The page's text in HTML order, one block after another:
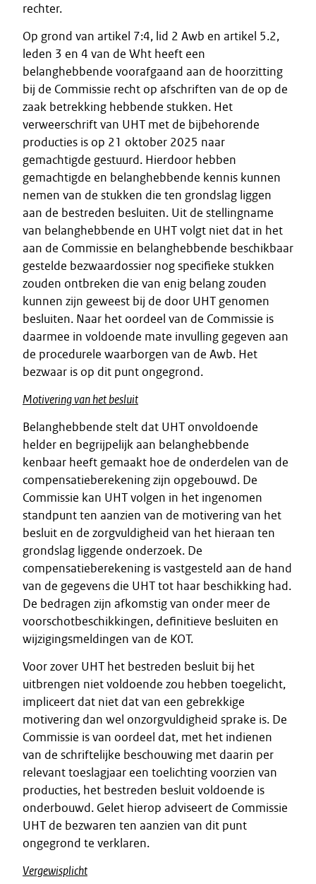
rechter.
Op grond van artikel 7:4, lid 2 Awb en artikel 5.2,
leden 3 en 4 van de Wht heeft een
belanghebbende voorafgaand aan de hoorzitting
bij de Commissie recht op afschriften van de op de
zaak betrekking hebbende stukken. Het
verweerschrift van UHT met de bijbehorende
producties is op 21 oktober 2025 naar
gemachtigde gestuurd. Hierdoor hebben
gemachtigde en belanghebbende kennis kunnen
nemen van de stukken die ten grondslag liggen
aan de bestreden besluiten. Uit de stellingname
van belanghebbende en UHT volgt niet dat in het
aan de Commissie en belanghebbende beschikbaar
gestelde bezwaardossier nog specifieke stukken
zouden ontbreken die van enig belang zouden
kunnen zijn geweest bij de door UHT genomen
besluiten. Naar het oordeel van de Commissie is
daarmee in voldoende mate invulling gegeven aan
de procedurele waarborgen van de Awb. Het
bezwaar is op dit punt ongegrond.
Motivering van het besluit
Belanghebbende stelt dat UHT onvoldoende
helder en begrijpelijk aan belanghebbende
kenbaar heeft gemaakt hoe de onderdelen van de
compensatieberekening zijn opgebouwd. De
Commissie kan UHT volgen in het ingenomen
standpunt ten aanzien van de motivering van het
besluit en de zorgvuldigheid van het hieraan ten
grondslag liggende onderzoek. De
compensatieberekening is vastgesteld aan de hand
van de gegevens die UHT tot haar beschikking had.
De bedragen zijn afkomstig van onder meer de
voorschotbeschikkingen, definitieve besluiten en
wijzigingsmeldingen van de KOT.
Voor zover UHT het bestreden besluit bij het
uitbrengen niet voldoende zou hebben toegelicht,
impliceert dat niet dat van een gebrekkige
motivering dan wel onzorgvuldigheid sprake is. De
Commissie is van oordeel dat, met het indienen
van de schriftelijke beschouwing met daarin per
relevant toeslagjaar een toelichting voorzien van
producties, het bestreden besluit voldoende is
onderbouwd. Gelet hierop adviseert de Commissie
UHT de bezwaren ten aanzien van dit punt
ongegrond te verklaren.
Vergewisplicht